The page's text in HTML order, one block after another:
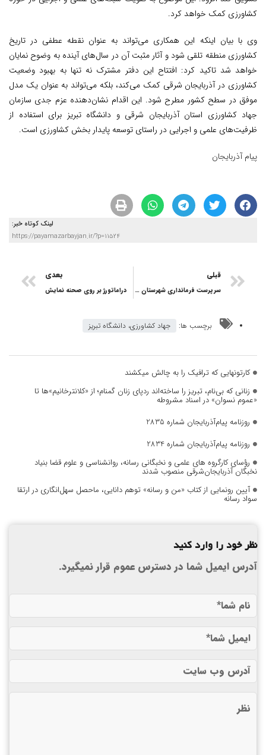
کشاورزی کمک خواهد کرد.
وی با بیان اینکه این همکاری می‌تواند به عنوان نقطه عطفی در تاریخ
کشاورزی منطقه تلقی شود و آثار مثبت آن در سال‌های آینده به وضوح نمایان
خواهد شد تاکید کرد: افتتاح این دفتر مشترک نه تنها به بهبود وضعیت
کشاورزی در آذربایجان شرقی کمک می‌کند، بلکه می‌تواند به عنوان یک مدل
موفق در سطح کشور مطرح شود. این اقدام نشان‌دهنده عزم جدی سازمان
جهاد کشاورزی استان آذربایجان شرقی و دانشگاه تبریز برای استفاده از
ظرفیت‌های علمی و اجرایی در راستای توسعه پایدار بخش کشاورزی است.
پیام آذربایجان
لینک کوتاه خبر:
https://payamazarbayjan.ir/?p=11524
قبلی
سرپرست فرمانداری شهرستان اسکو منصوب شد
بعدی
دراماتورژ بر روی صحنه نمایش
برچسب ها: جهاد کشاورزی، دانشگاه تبریز
کارتونهایی که ترافیک را به چالش میکشند
زنانی که بی‌نام، تبریز را ساخته‌اند ردپای زنان گمنام؛ از «کلانترخانیم»ها تا
«عموم نسوان» در اسناد مشروطه
روزنامه پیام‌آذربایجان شماره 2835
روزنامه پیام‌آذربایجان شماره 2834
رؤسای کارگروه های علمی و نخبگانی رسانه، روانشناسی و علوم قضا بنیاد
نخبگان آذربایجان‌شرقی منصوب شدند
آیین رونمایی از کتاب «من و رسانه» توهم دانایی، ماحصل سهل‌انگاری در ارتقا
سواد رسانه
نظر خود را وارد کنید
آدرس ایمیل شما در دسترس عموم قرار نمیگیرد.